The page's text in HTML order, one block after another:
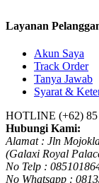
Layanan
Akun Saya
Track Order
Tanya Jawab
Syarat &
HOTLINE (+62)
Hubungi Kami:
Alamat : Jln
(Galaxi Royal
No Telp :
No Whatsapp :